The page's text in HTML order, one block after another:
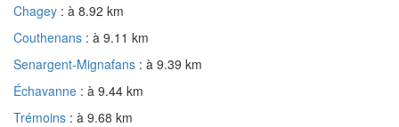
Chagey : à 8.92 km
Couthenans : à 9.11 km
Senargent-Mignafans : à 9.39 km
Échavanne : à 9.44 km
Trémoins : à 9.68 km